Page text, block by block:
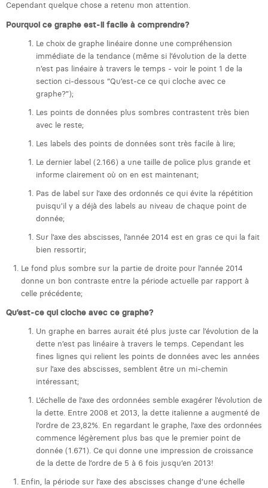
Mathias Segers
Matthias Langenaeker
Ninon Chevalier
Olivia Lohest
Pieter Maesmans
Sebastiaan Reeskamp
Thomas Kurevic
Thomas Riis
William Rezette
Cependant quelque chose a retenu mon attention.
Pourquoi ce graphe est-il facile à comprendre?
Le choix de graphe linéaire donne une compréhension
immédiate de la tendance (même si l’évolution de la dette
n’est pas linéaire à travers le temps - voir le point 1 de la
section ci-dessous “Qu’est-ce ce qui cloche avec ce
graphe?”);
Les points de données plus sombres contrastent très bien
avec le reste;
Les labels des points de données sont très facile à lire;
Le dernier label (2.166) a une taille de police plus grande et
informe clairement où on en est maintenant;
Pas de label sur l’axe des ordonnés ce qui évite la répétition
puisqu’il y a déjà des labels au niveau de chaque point de
donnée;
Sur l’axe des abscisses, l’année 2014 est en gras ce qui la fait
bien ressortir;
Le fond plus sombre sur la partie de droite pour l’année 2014
donne un bon contraste entre la période actuelle par rapport à
celle précédente;
Qu’est-ce qui cloche avec ce graphe?
Un graphe en barres aurait été plus juste car l’évolution de la
dette n’est pas linéaire à travers le temps. Cependant les
fines lignes qui relient les points de données avec les années
sur l’axe des abscisses, semblent être un mi-chemin
intéressant;
L’échelle de l’axe des ordonnées semble exagérer l’évolution de
la dette. Entre 2008 et 2013, la dette italienne a augmenté de
l’ordre de 23,82%. En regardant le graphe, l’axe des ordonnées
commence légèrement plus bas que le premier point de
donnée (1.671). Ce qui donne une impression de croissance
de la dette de l’ordre de 5 à 6 fois jusqu’en 2013!
Enfin, la période sur l’axe des abscisses change d’une échelle